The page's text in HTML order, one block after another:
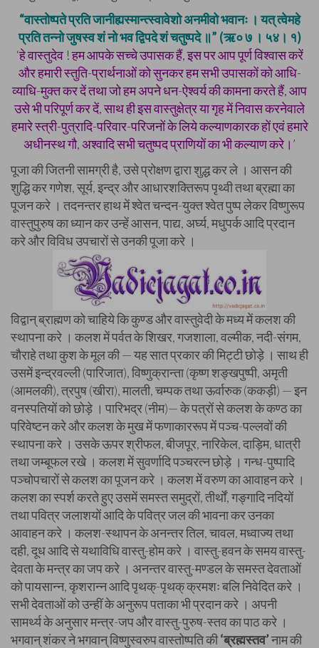
“वास्तोष्पते प्रति जानीह्यस्मान्त्स्वावेशो अनमीवो भवानः । यत् त्वेमहे
प्रति तन्नो जुषस्व शं नो भव द्विपदे शं चतुष्पदे ॥” (ऋ० ७ । ५४। १)
‘हे वास्तुदेव ! हम आपके सच्चे उपासक हैं, इस पर आप पूर्ण विश्वास करें
और हमारी स्तुति-प्रार्थनाओं को सुनकर हम सभी उपासकों को आधि-
व्याधि-मुक्त कर दें तथा जो हम अपने धन-ऐश्वर्य की कामना करते हैं, आप
उसे भी परिपूर्ण कर दें, साथ ही इस वास्तुक्षेत्र या गृह में निवास करनेवाले
हमारे स्त्री-पुत्रादि-परिवार-परिजनों के लिये कल्याणकारक हों एवं हमारे
अधीनस्थ गौ, अश्वादि सभी चतुष्पद प्राणियों का भी कल्याण करे।’
पूजा की जितनी सामग्री है, उसे प्रोक्षण द्वारा शुद्ध कर ले । आसन की
शुद्धि कर गणेश, सूर्य, इन्द्र और आधारशक्तिरूप पृथ्वी तथा ब्रह्मा का
पूजन करे । तदनन्तर हाथ में श्वेत चन्दन-युक्त श्वेत पुष्प लेकर विष्णुरूप
वास्तुपुरुष का ध्यान कर उन्हें आसन, पाद्य, अर्घ्य, मधुपर्क आदि प्रदान
करे और विविध उपचारों से उनकी पूजा करे ।
विद्वान् ब्राह्मण को चाहिये कि कुण्ड और वास्तुवेदी के मध्य में कलश की
स्थापना करे । कलश में पर्वत के शिखर, गजशाला, वल्मीक, नदी-संगम,
चौराहे तथा कुश के मूल की — यह सात प्रकार की मिट्टी छोड़े । साथ ही
उसमें इन्द्रवल्ली (पारिजात), विष्णुक्रान्ता (कृष्ण शङ्खपुष्पी, अमृती
(आमलकी), त्रपुष (खीरा), मालती, चम्पक तथा ऊर्वारुक (ककड़ी) — इन
वनस्पतियों को छोड़े । पारिभद्र (नीम)— के पत्रों से कलश के कण्ठ का
परिवेष्टन करे और कलश के मुख में फणाकाररूप में पञ्च-पल्लवों की
स्थापना करे । उसके ऊपर श्रीफल, बीजपूर, नारिकेल, दाड़िम, धात्री
तथा जम्बूफल रखे । कलश में सुवर्णादि पञ्चरत्न छोड़े । गन्ध-पुष्पादि
पञ्चोपचारों से कलश का पूजन करे । कलश में वरुण का आवाहन करे ।
कलश का स्पर्श करते हुए उसमें समस्त समुद्रों, तीर्थों, गङ्गादि नदियों
तथा पवित्र जलाशयों आदि के पवित्र जल की भावना कर उनका
आवाहन करे । कलश-स्थापन के अनन्तर तिल, चावल, मध्वाज्य तथा
दही, दूध आदि से यथाविधि वास्तु-होम करे । वास्तु-हवन के समय वास्तु-
देवता के मन्त्र का जप करे । अनन्तर वास्तु-मण्डल के समस्त देवताओं
को पायसान्न, कृशरान्न आदि पृथक्-पृथक् क्रमशः बलि निवेदित करे ।
सभी देवताओं को उन्हीं के अनुरूप पताका भी प्रदान करे । अपनी
सामर्थ्य के अनुसार मन्त्र-जप और वास्तु-पुरुष-स्तव का पाठ करे ।
भगवान् शंकर ने भगवान् विष्णुस्वरुप वास्तोष्पति की‘ब्रह्मस्तव’नाम की